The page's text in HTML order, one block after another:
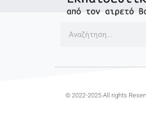
© 2022-2025 All rights